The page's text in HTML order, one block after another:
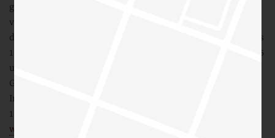
gesichert. Seit 2020 ist nun wieder die Kajüte 1876 alleine
verantwortlich für das Kuckucksbrauen und den Vertrieb
des 1621-Bieres für Friedrichstadt. Mittlerweile gibt es das
1621-Bier bei uns an der Gracht exklusiv. In der Kajüte 1876
und fast rund um die Uhr im Bierautomaten im Kajüte-
Grachtengarten.
Immer aktuelle Infos zu Allem was in und um die Kajüte
1876 und unser 1621-Bier herum passiert findet ihr auf
www.kajuete1876.de